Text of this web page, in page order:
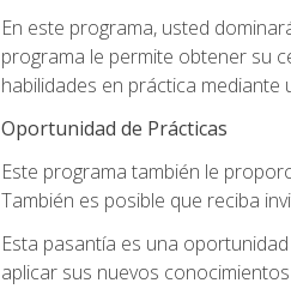
En este programa, usted
programa le permite obtener su
habilidades en práctica mediante
Oportunidad de Prácticas
Este programa también le
También es posible que reciba
Esta pasantía es una
aplicar sus nuevos